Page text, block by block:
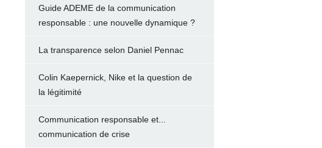
Guide ADEME de la communication
responsable : une nouvelle dynamique ?
La transparence selon Daniel Pennac
Colin Kaepernick, Nike et la question de
la légitimité
Communication responsable et...
communication de crise